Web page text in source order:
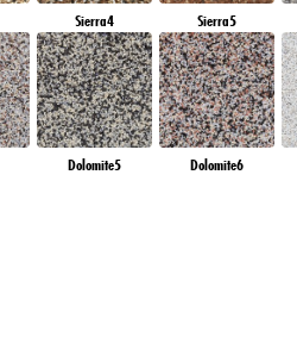
Sierra4 Sierra5
Dolomite5 Dolomite6